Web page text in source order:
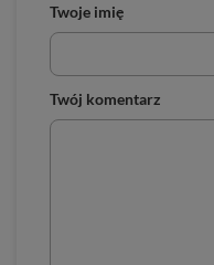
Twoje imię
Twój komentarz